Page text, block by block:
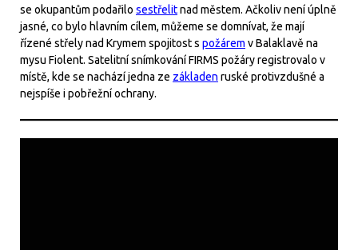
se okupantům podařilo sestřelitnad městem. Ačkoliv není úplně
jasné, co bylo hlavním cílem, můžeme se domnívat, že mají
řízené střely nad Krymem spojitost s požárem v Balaklavě na
mysu Fiolent. Satelitní snímkování FIRMS požáry registrovalo v
místě, kde se nachází jedna ze základen ruské protivzdušné a
nejspíše i pobřežní ochrany.